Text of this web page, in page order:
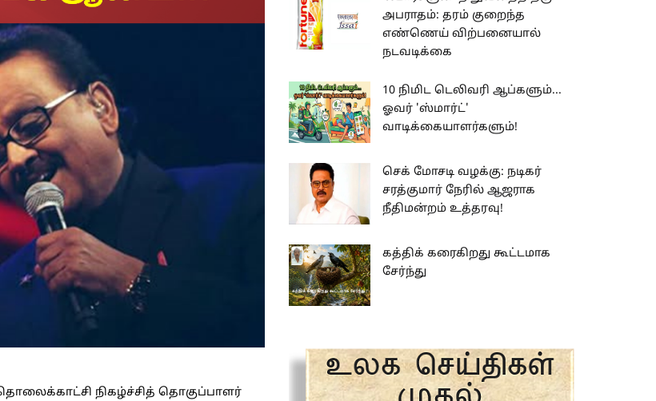
நிகழ்ச்சித் தொகுப்பாளர்
அபராதம்: தரம் குறைந்த
எண்ணெய் விற்பனையால்
நடவடிக்கை
10 நிமிட டெலிவரி ஆப்களும்...
ஓவர் 'ஸ்மார்ட்'
வாடிக்கையாளர்களும்!
செக் மோசடி வழக்கு: நடிகர்
சரத்குமார் நேரில் ஆஜராக
நீதிமன்றம் உத்தரவு!
கத்திக் கரைகிறது கூட்டமாக
சேர்ந்து